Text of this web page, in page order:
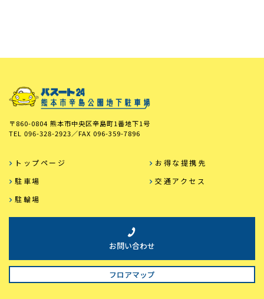
〒860-0804 熊本市中央区辛島町1番地下1号
TEL 096-328-2923／FAX 096-359-7896
トップページ
お得な提携先
駐車場
交通アクセス
駐輪場
お問い合わせ
フロアマップ